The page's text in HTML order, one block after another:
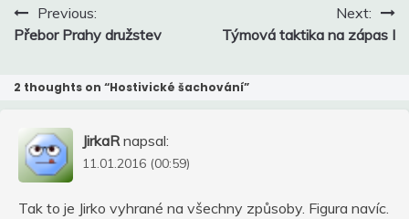
Navigace
pro
příspěvek
Previous:
Přebor Prahy družstev
Next:
Týmová taktika na zápas I
2 thoughts on “Hostivické šachování”
JirkaR napsal:
11.01.2016 (00:59)
Tak to je Jirko vyhrané na všechny způsoby. Figura navíc.